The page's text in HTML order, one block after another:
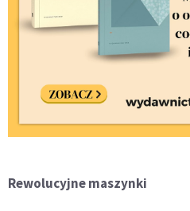
Rewolucyjne maszynki